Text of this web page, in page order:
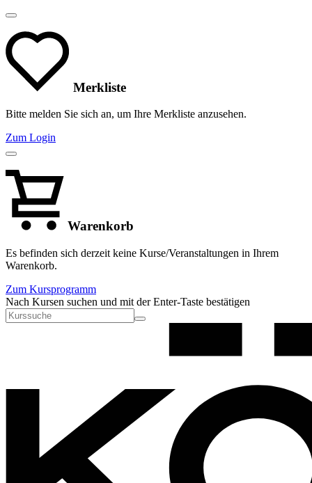
Merkliste
Bitte melden Sie sich an, um Ihre Merkliste anzusehen.
Zum Login
Warenkorb
Es befinden sich derzeit keine Kurse/Veranstaltungen in Ihrem
Warenkorb.
Zum Kursprogramm
Nach Kursen suchen und mit der Enter-Taste bestätigen